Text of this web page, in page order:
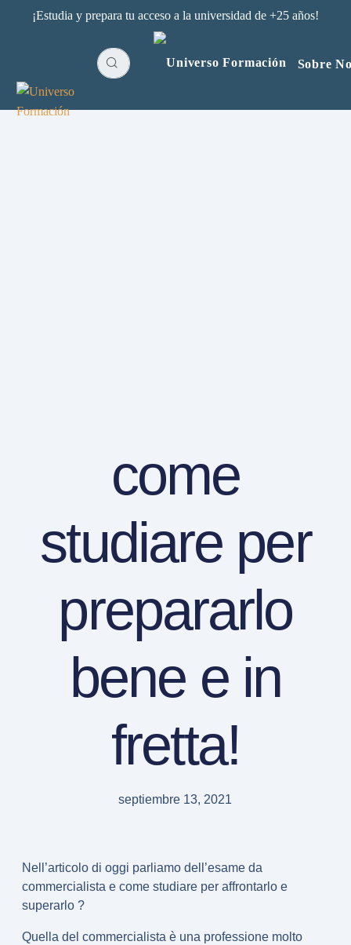
¡Estudia y prepara tu acceso a la universidad de +25 años!
Sobre
come
studiare per
prepararlo
bene e in
fretta!
septiembre 13, 2021
Nell’articolo di oggi parliamo dell’esame da
commercialista e come studiare per affrontarlo e
superarlo ?
Quella del commercialista è una professione molto